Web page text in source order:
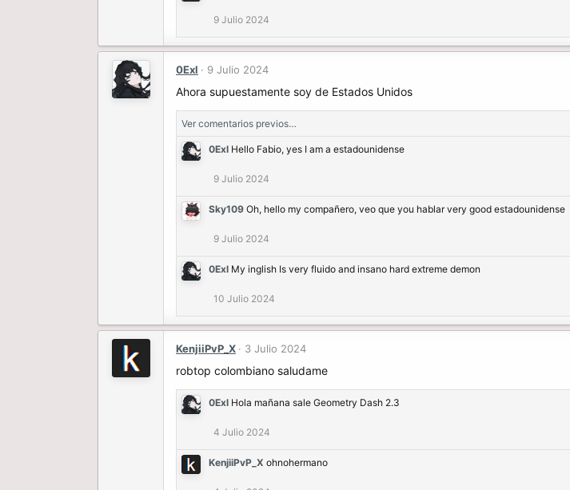
9 Julio 2024
0Exl 9 Julio 2024
Ahora supuestamente soy de Estados Unidos
Ver comentarios previos…
0Exl Hello Fabio, yes I am a estadounidense
9 Julio 2024
Sky109 Oh, hello my compañero, veo que you hablar very good estadounidense
9 Julio 2024
0Exl My inglish Is very fluido and insano hard extreme demon
10 Julio 2024
KenjiiPvP_X 3 Julio 2024
robtop colombiano saludame
0Exl Hola mañana sale Geometry Dash 2.3
4 Julio 2024
KenjiiPvP_X ohnohermano